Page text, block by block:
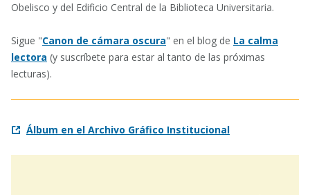
Obelisco y del Edificio Central de la Biblioteca Universitaria.
Sigue "Canon de cámara oscura" en el blog de La calma
lectora (y suscríbete para estar al tanto de las próximas
lecturas).
Álbum en el Archivo Gráfico Institucional